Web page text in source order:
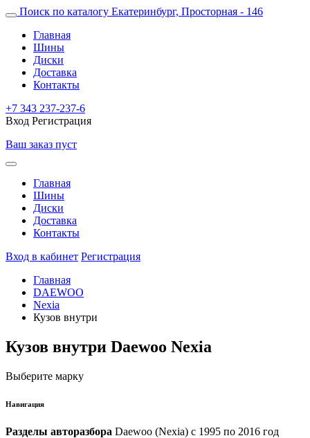
Поиск по каталогу Екатеринбург, Просторная - 146
Главная
Шины
Диски
Доставка
Контакты
+7 343 237-237-6
Вход Регистрация
Ваш заказ пуст
Главная
Шины
Диски
Доставка
Контакты
Вход в кабинет Регистрация
Главная
DAEWOO
Nexia
Кузов внутри
Кузов внутри Daewoo Nexia
Выберите марку
Навигация
Разделы авторазбора Daewoo (Nexia) с 1995 по 2016 год